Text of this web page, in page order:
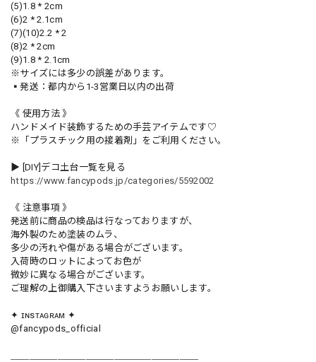
(5)1.8 * 2cm
(6)2 * 2.1cm
(7)(10)2.2 * 2
(8)2 * 2cm
(9)1.8 * 2.1cm
※サイズには多少の誤差があります。
▪️発送：都内から1-3営業日以内の出荷
《 使用方法 》
ハンドメイド装飾するための手芸アイテムです♡
※「プラスチック用の接着剤」をご利用ください。
▶︎ [DIY]デコ土台一覧を見る
https://www.fancypods.jp/categories/5592002
《 注意事項 》
発送前に商品の検品は行なっておりますが、
海外製のため塗装のムラ、
多少の汚れや傷がある場合がございます。
入荷時のロットによってお色が
微妙に異なる場合がございます。
ご理解の上御購入下さいますようお願いします。
✦ ɪɴsᴛᴀɢʀᴀᴍ ✦
@fancypods_official